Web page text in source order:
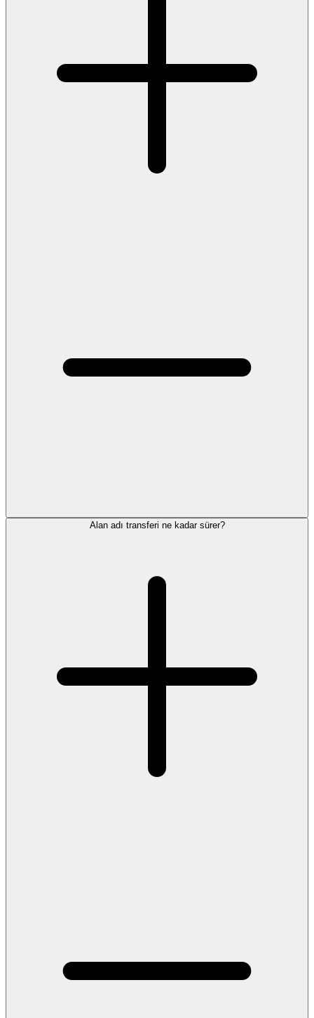
Alan adı transferi ne kadar sürer?